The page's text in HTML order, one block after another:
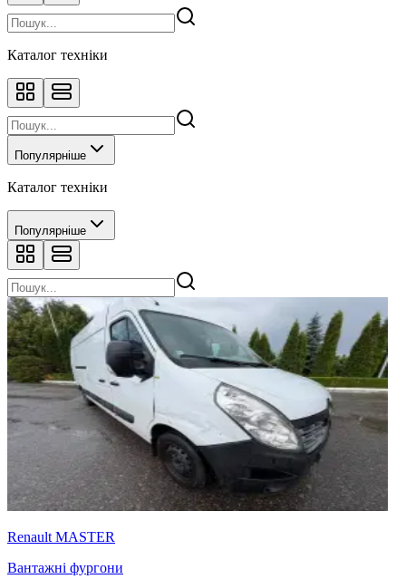
Каталог техніки
Популярніше
Каталог техніки
Популярніше
Renault MASTER
Вантажні фургони